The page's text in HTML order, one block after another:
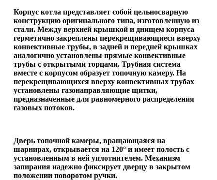
Корпус котла представляет собой цельносварную
конструкцию оригинального типа, изготовленную из
стали. Между верхней крышкой и днищем корпуса
герметично закреплены перекрещивающиеся вверху
конвективные трубы, в задней и передней крышках
аналогично установлены прямые конвективные
трубы с открытыми торцами. Трубная система
вместе с корпусом образует топочную камеру. На
перекрещивающихся вверху конвективных трубах
установлены газонаправляющие щитки,
предназначенные для равномерного распределения
газовых потоков.
Дверь топочной камеры, вращающаяся на
шарнирах, открывается на 120° и имеет полость с
установленным в ней уплотнителем. Механизм
запирания надежно фиксирует дверцу в закрытом
положении поворотом ручки.